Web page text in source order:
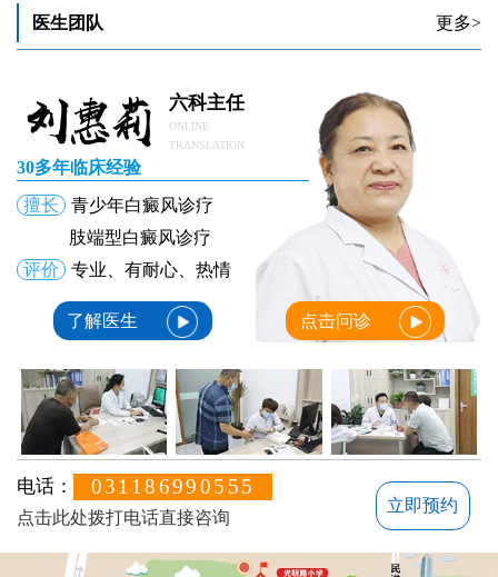
医生团队 更多>
六科主任
ONLINE
TRANSLATION
30多年临床经验
擅长
青少年白癜风诊疗
肢端型白癜风诊疗
评价
专业、有耐心、热情
了解医生 点击问诊
电话： 031186990555
点击此处拨打电话直接咨询
立即预约